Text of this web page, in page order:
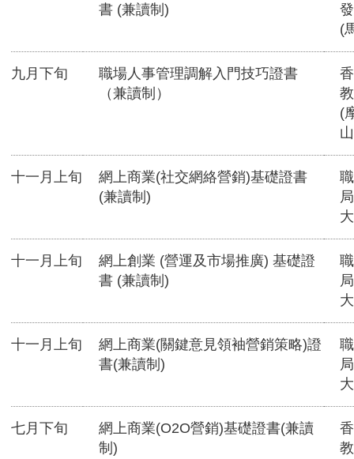
書 (兼讀制)
(
九月下旬
職場人事管理調解入門技巧證書
（兼讀制）
(
十一月上旬
網上商業(社交網絡營銷)基礎證書
(兼讀制)
十一月上旬
網上創業 (營運及市場推廣) 基礎證
書 (兼讀制)
十一月上旬
網上商業(關鍵意見領袖營銷策略)證
書(兼讀制)
七月下旬
網上商業(O2O營銷)基礎證書(兼讀
制)